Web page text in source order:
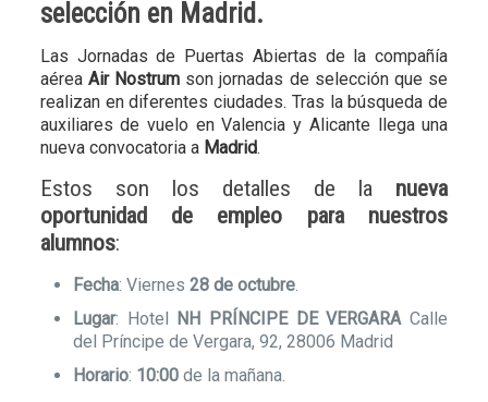
selección en Madrid.
Las Jornadas de Puertas Abiertas de la compañía
aérea Air Nostrum son jornadas de selección que se
realizan en diferentes ciudades. Tras la búsqueda de
auxiliares de vuelo en Valencia y Alicante llega una
nueva convocatoria a Madrid.
Estos son los detalles de la nueva
oportunidad de empleo para nuestros
alumnos:
Fecha: Viernes 28 de octubre.
Lugar: Hotel NH PRÍNCIPE DE VERGARACalle
del Príncipe de Vergara, 92, 28006 Madrid
Horario: 10:00de la mañana.